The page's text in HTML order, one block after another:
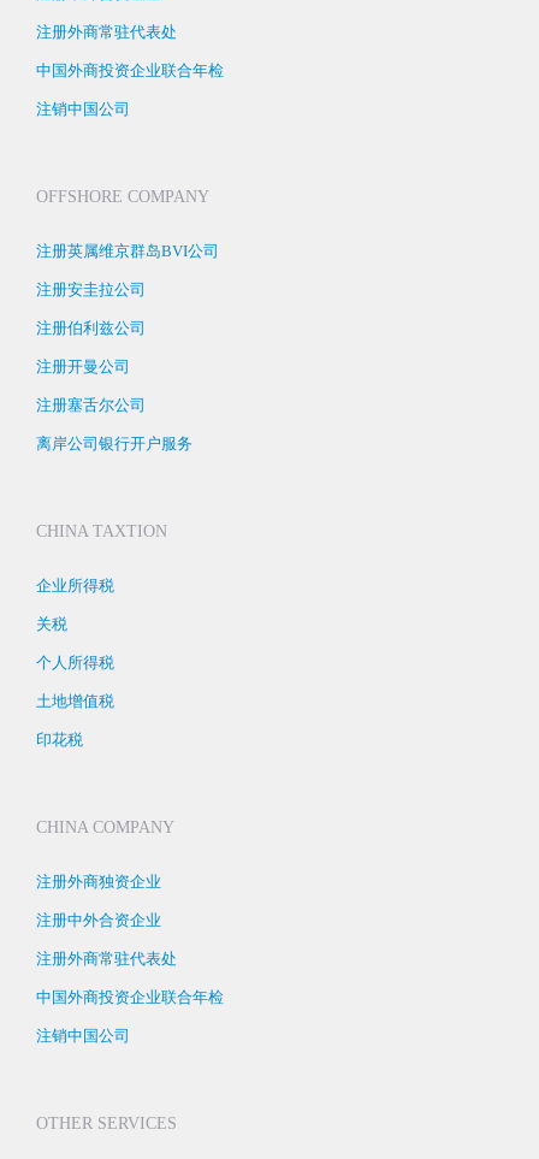
注册外商常驻代表处
中国外商投资企业联合年检
注销中国公司
OFFSHORE COMPANY
注册英属维京群岛BVI公司
注册安圭拉公司
注册伯利兹公司
注册开曼公司
注册塞舌尔公司
离岸公司银行开户服务
CHINA TAXTION
企业所得税
关税
个人所得税
土地增值税
印花税
CHINA COMPANY
注册外商独资企业
注册中外合资企业
注册外商常驻代表处
中国外商投资企业联合年检
注销中国公司
OTHER SERVICES